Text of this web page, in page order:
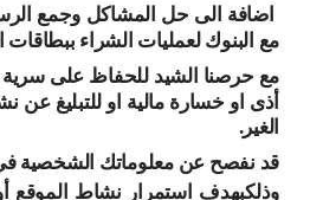
اضافة الى حل المشاكل وجمع
مع البنوك لعمليات الشراء ببطاقات
مع حرصنا الشيد للحفاظ على سرية
أذى او خسارة مالية او للتبليغ عن
الغير.
قد نفصح عن معلوماتك الشخصية في
وذلكبهدف استمرار نشاط الموقع